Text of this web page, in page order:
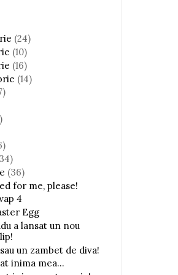
(24)
(10)
(16)
(14)
(36)
for me, please!
4
Egg
a lansat un nou
un zambet de diva!
inima mea...